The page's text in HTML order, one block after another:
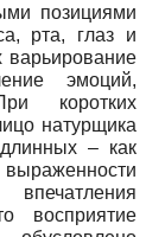
позициями
рта, глаз и
варьирование
эмоций,
коротких
натурщика
– как
восприятие